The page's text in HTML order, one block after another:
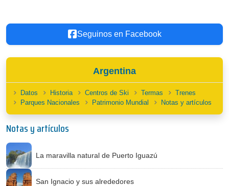
Seguinos en Facebook
Argentina
Datos Historia Centros de Ski Termas
Trenes
Parques Nacionales
Patrimonio Mundial Notas y artículos
Notas y artículos
La maravilla natural de Puerto Iguazú
San Ignacio y sus alrededores